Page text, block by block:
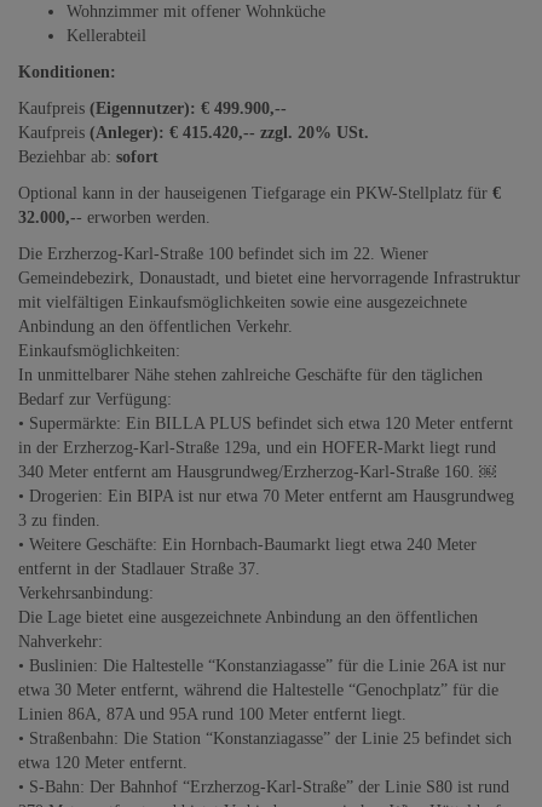
Wohnzimmer mit offener Wohnküche
Kellerabteil
Konditionen:
Kaufpreis (Eigennutzer): € 499.900,--
Kaufpreis (Anleger): € 415.420,-- zzgl. 20% USt.
Beziehbar ab: sofort
Optional kann in der hauseigenen Tiefgarage ein PKW-Stellplatz für €
32.000,-- erworben werden.
Die Erzherzog-Karl-Straße 100 befindet sich im 22. Wiener
Gemeindebezirk, Donaustadt, und bietet eine hervorragende Infrastruktur
mit vielfältigen Einkaufsmöglichkeiten sowie eine ausgezeichnete
Anbindung an den öffentlichen Verkehr.
Einkaufsmöglichkeiten:
In unmittelbarer Nähe stehen zahlreiche Geschäfte für den täglichen
Bedarf zur Verfügung:
• Supermärkte: Ein BILLA PLUS befindet sich etwa 120 Meter entfernt
in der Erzherzog-Karl-Straße 129a, und ein HOFER-Markt liegt rund
340 Meter entfernt am Hausgrundweg/Erzherzog-Karl-Straße 160. ￼
• Drogerien: Ein BIPA ist nur etwa 70 Meter entfernt am Hausgrundweg
3 zu finden.
• Weitere Geschäfte: Ein Hornbach-Baumarkt liegt etwa 240 Meter
entfernt in der Stadlauer Straße 37.
Verkehrsanbindung:
Die Lage bietet eine ausgezeichnete Anbindung an den öffentlichen
Nahverkehr:
• Buslinien: Die Haltestelle “Konstanziagasse” für die Linie 26A ist nur
etwa 30 Meter entfernt, während die Haltestelle “Genochplatz” für die
Linien 86A, 87A und 95A rund 100 Meter entfernt liegt.
• Straßenbahn: Die Station “Konstanziagasse” der Linie 25 befindet sich
etwa 120 Meter entfernt.
• S-Bahn: Der Bahnhof “Erzherzog-Karl-Straße” der Linie S80 ist rund